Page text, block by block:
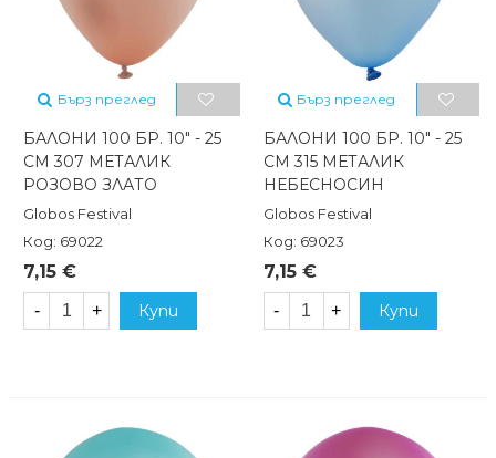
Бърз преглед
БАЛОНИ 100 БР. 10" - 25
СМ 307 МЕТАЛИК
РОЗОВО ЗЛАТО
Globos Festival
Код: 69022
7,15 €
- + Купи
Бърз преглед
БАЛОНИ 100 БР. 10" - 25
СМ 315 МЕТАЛИК
НЕБЕСНОСИН
Globos Festival
Код: 69023
7,15 €
- + Купи